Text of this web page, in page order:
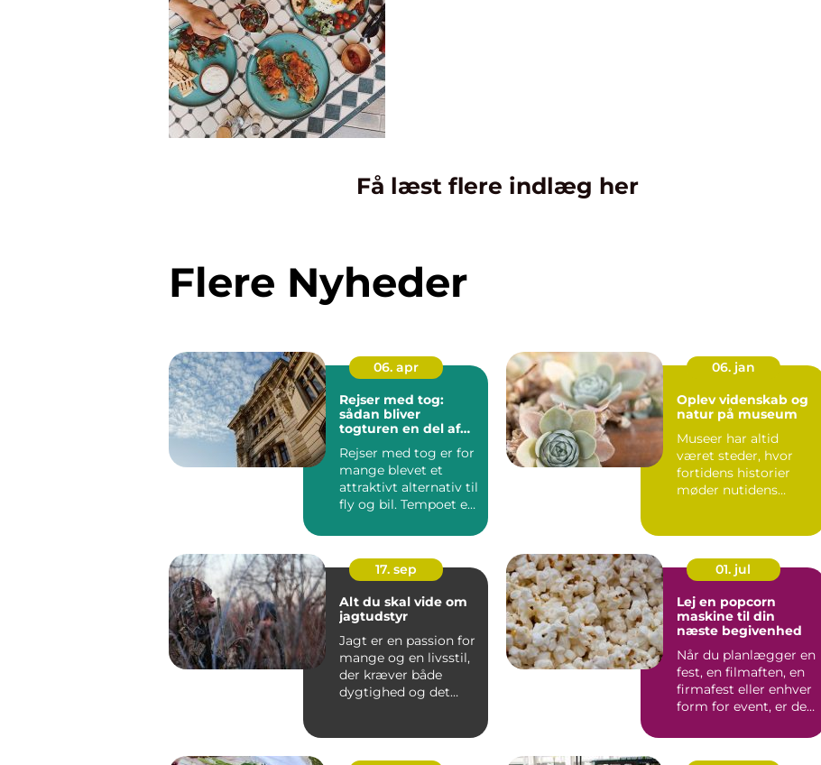
Få læst flere indlæg her
Flere Nyheder
06. apr
Rejser med tog:
sådan bliver
togturen en del af
Rejser med tog er for
mange blevet et
attraktivt alternativ til
fly og bil. Tempoet er
06. jan
Oplev videnskab og
natur på museum
Museer har altid
været steder, hvor
fortidens historier
møder nutidens
17. sep
Alt du skal vide om
jagtudstyr
Jagt er en passion for
mange og en livsstil,
der kræver både
dygtighed og det
01. jul
Lej en popcorn
maskine til din
næste begivenhed
Når du planlægger en
fest, en filmaften, en
firmafest eller enhver
form for event, er det